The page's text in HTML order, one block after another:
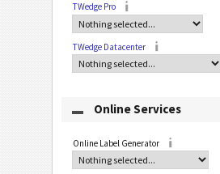
TWedge Pro
TWedge Datacenter
Online Services
Online Label Generator